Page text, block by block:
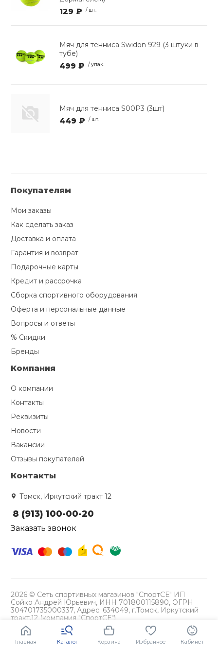
Главная Каталог Корзина Избранное Кабинет
129 ₽ / шт.
Мяч для тенниса Swidon 929 (3 штуки в
тубе)
499 ₽ / упак.
Мяч для тенниса S00P3 (3шт)
449 ₽ / шт.
Покупателям
Мои заказы
Как сделать заказ
Доставка и оплата
Гарантия и возврат
Подарочные карты
Кредит и рассрочка
Сборка спортивного оборудования
Оферта и персональные данные
Вопросы и ответы
% Скидки
Бренды
Компания
О компании
Контакты
Реквизиты
Новости
Вакансии
Отзывы покупателей
Контакты
Томск, Иркутский тракт 12
8 (913) 100-00-20
Заказать звонок
2026 © Сеть спортивных магазинов "СпортСЕ" ИП
Сойко Андрей Юрьевич, ИНН 701800115890, ОГРН
304701735000337, Адрес: 634049, г.Томск, Иркутский
тракт,12 (компания "СпортСЕ")
Политика конфиденциальности